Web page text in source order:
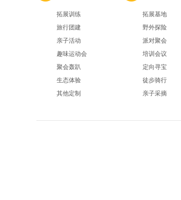
拓展训练
旅行团建
亲子活动
趣味运动会
聚会轰趴
生态体验
其他定制
拓展基地
野外探险
派对聚会
培训会议
定向寻宝
徒步骑行
亲子采摘